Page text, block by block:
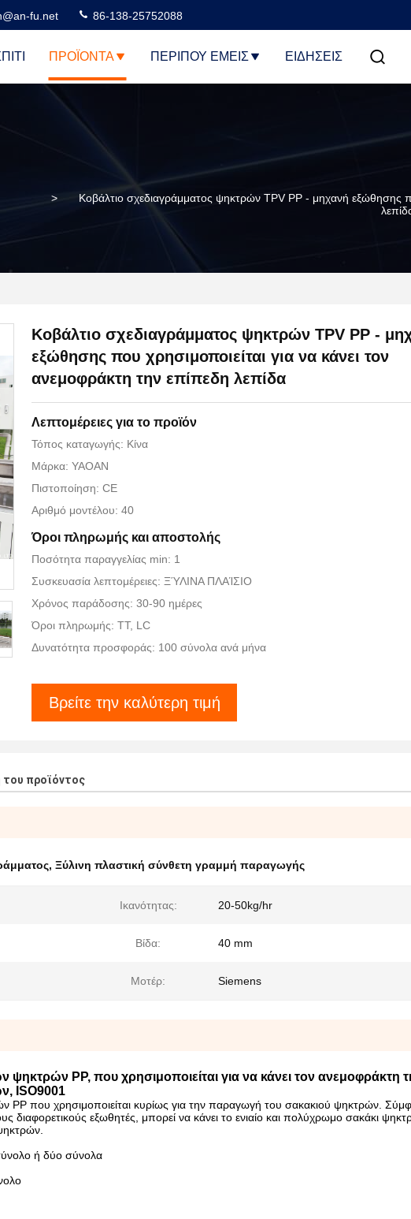
fu.net 86-138-25752088
ΠΡΟΪΌΝΤΑ ΠΕΡΊΠΟΥ ΕΜΕΊΣ ΕΙΔΗΣΕΙΣ
>
Κοβάλτιο σχεδιαγράμματος ψηκτρών TPV PP - μηχανή εξώθησης
Κοβάλτιο σχεδιαγράμματος ψηκτρών TPV PP -
εξώθησης που χρησιμοποιείται για να κάνει τον
ανεμοφράκτη την επίπεδη λεπίδα
Λεπτομέρειες για το προϊόν
Τόπος καταγωγής: Κίνα
Μάρκα: YAOAN
Πιστοποίηση: CE
Αριθμό μοντέλου: 40
Όροι πληρωμής και αποστολής
Ποσότητα παραγγελίας min: 1
Συσκευασία λεπτομέρειες: ΞΎΛΙΝΑ ΠΛΑΊΣΙΟ
Χρόνος παράδοσης: 30-90 ημέρες
Όροι πληρωμής: TT, LC
Δυνατότητα προσφοράς: 100 σύνολα ανά μήνα
Βρείτε την καλύτερη τιμή
του προϊόντος
, Ξύλινη πλαστική σύνθετη γραμμή παραγωγής
Ικανότητας: 20-50kg/hr
Βίδα: 40 mm
Μοτέρ: Siemens
PP, που χρησιμοποιείται για να κάνει τον ανεμοφράκτη
ISO9001
PP που χρησιμοποιείται κυρίως για την παραγωγή του σακακιού ψηκτρών.
διαφορετικούς εξωθητές, μπορεί να κάνει το ενιαίο και πολύχρωμο σακάκι
ή δύο σύνολα